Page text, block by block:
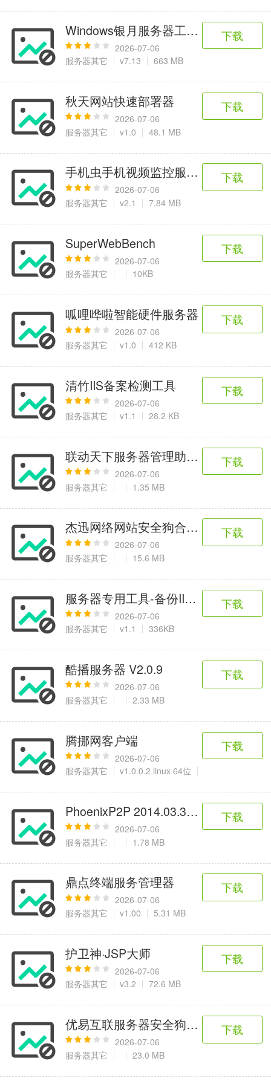
Windows银月服务器工具(SST)
2026-07-06
服务器其它
v7.13 663 MB
下载
秋天网站快速部署器
2026-07-06
服务器其它
v1.0 48.1 MB
下载
手机虫手机视频监控服务器端
2026-07-06
服务器其它
v2.1 7.84 MB
下载
SuperWebBench
2026-07-06
服务器其它
10KB
下载
呱哩哗啦智能硬件服务器
2026-07-06
服务器其它
v1.0 412 KB
下载
清竹IIS备案检测工具
2026-07-06
服务器其它
v1.1 28.2 KB
下载
联动天下服务器管理助理 V1.0.0
2026-07-06
服务器其它
1.35 MB
下载
杰迅网络网站安全狗合作版
2026-07-06
服务器其它
15.6 MB
下载
服务器专用工具-备份IIS7.5站点数据
2026-07-06
服务器其它
v1.1 336KB
下载
酷播服务器 V2.0.9
2026-07-06
服务器其它
2.33 MB
下载
腾挪网客户端
2026-07-06
服务器其它
v1.0.0.2 linux 64位
下载
PhoenixP2P 2014.03.30 服务器版
2026-07-06
服务器其它
1.78 MB
下载
鼎点终端服务管理器
2026-07-06
服务器其它
v1.00 5.31 MB
下载
护卫神·JSP大师
2026-07-06
服务器其它
v3.2 72.6 MB
下载
优易互联服务器安全狗专用版
2026-07-06
服务器其它
23.0 MB
下载